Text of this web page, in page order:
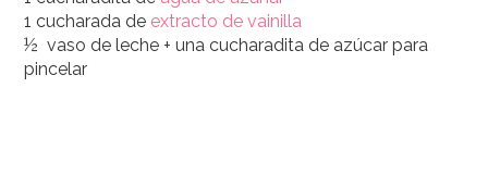
1 cucharada de extracto de vainilla
½ vaso de leche + una cucharadita de azúcar para
pincelar